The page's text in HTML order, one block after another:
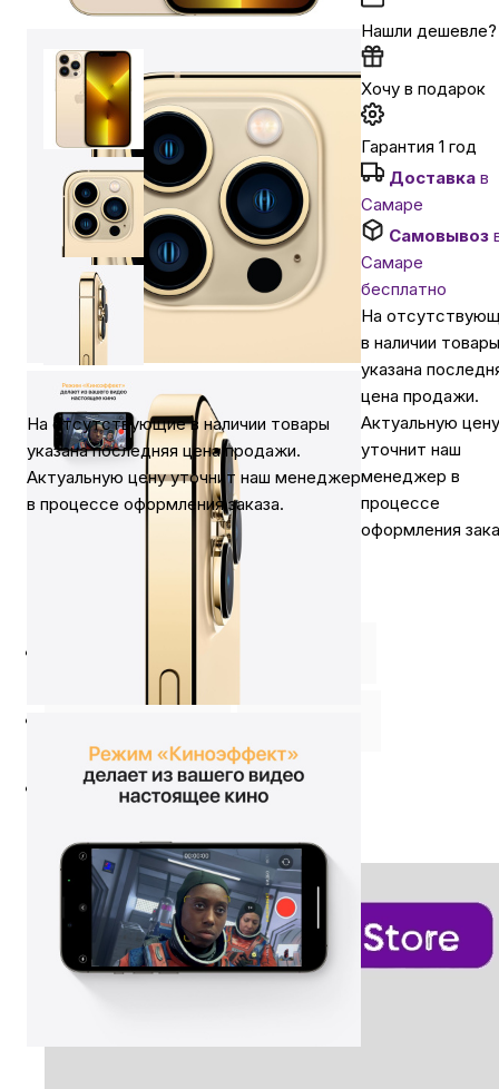
Автомобильные аксессуары
Сервисный центр Apple в Самаре
Подарочные сертификаты
Аудио
На отсутствующие в наличии товары
указана последняя цена продажи.
Актуальную цену уточнит наш менеджер
в процессе оформления заказа.
Нашли дешевле?
Хочу в подарок
Гарантия 1 год
Доставка в
Самаре
Самовывоз
Самаре
бесплатно
На
в наличии товары
указана
цена продажи.
Актуальную цену
уточнит наш
менеджер в
процессе
оформления
Оплата Доставка